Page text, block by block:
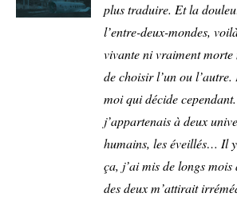
plus traduire. Et la
l’entre-deux-mondes,
vivante ni vraiment
de choisir l’un ou l’autre.
moi qui décide
j’appartenais à deux
humains, les éveillés… Il
ça, j’ai mis de longs
des deux m’attirait